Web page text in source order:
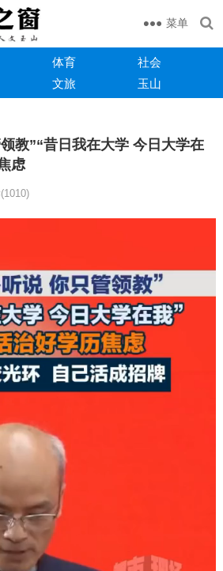
菜单
体育
社会
文旅 玉山
教”“昔日我在大学 今日大学在
虑
(1010)